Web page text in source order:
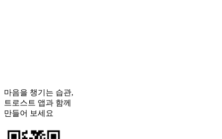
마음을 챙기는 습관,
트로스트 앱과 함께
만들어 보세요